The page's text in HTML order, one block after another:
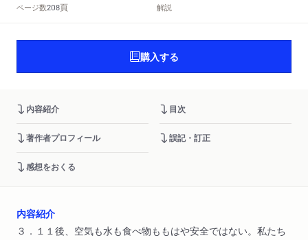
ページ数208頁 解説
購入する
内容紹介 目次
著作者プロフィール 誤記・訂正
感想をおくる
内容紹介
３．１１後、空気も水も食べ物ももはや安全ではない。私たち